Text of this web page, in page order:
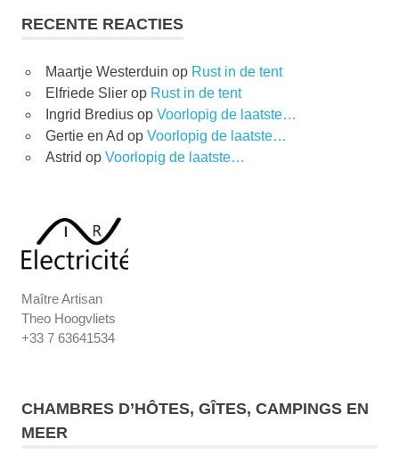
RECENTE REACTIES
Maartje Westerduin op Rust in de tent
Elfriede Slierop Rust in de tent
Ingrid Brediusop Voorlopig de laatste…
Gertie en Ad op Voorlopig de laatste…
Astrid op Voorlopig de laatste…
Maître Artisan
Theo Hoogvliets
+33 7 63641534
CHAMBRES D’HÔTES, GÎTES, CAMPINGS EN
MEER